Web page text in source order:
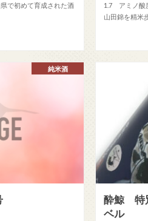
で初めて育成された酒
1.7 アミノ酸
山田錦を精米
純米酒
酔鯨 特
ベル